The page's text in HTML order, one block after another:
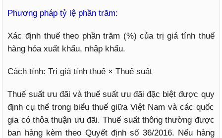
Phương pháp tỷ lệ phần trăm:
Xác định thuế theo phần trăm (%) của trị giá tính thuế
hàng hóa xuất khẩu, nhập khẩu.
Cách tính: Trị giá tính thuế × Thuế suất
Thuế suất ưu đãi và thuế suất ưu đãi đặc biệt được quy
định cụ thể trong biểu thuế giữa Việt Nam và các quốc
gia có thỏa thuận ưu đãi. Thuế suất thông thường được
ban hàng kèm theo Quyết định số 36/2016. Nếu hàng